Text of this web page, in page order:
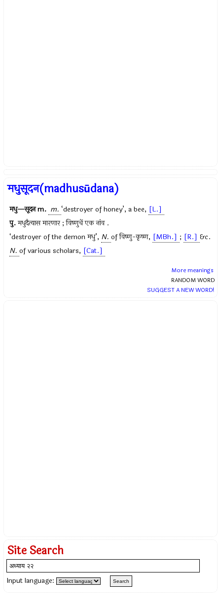
मधुसूदन(madhusūdana)
मधु—सूदनm. m. ‘destroyer of honey’, a bee, [L.]
पु. मधुदैत्यास मारणार ; विष्णुचें एक नांव .
‘destroyer of the demonमधु’, N. ofविष्णु-कृष्ण, [MBh.] ; [R.] &c.
N. of various scholars, [Cat.]
More meanings
RANDOM WORD
SUGGEST A NEW WORD!
Site Search
Input language: